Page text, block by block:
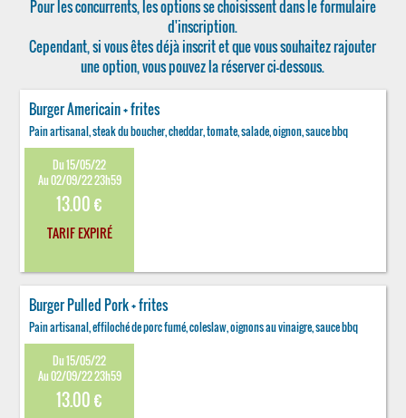
Pour les concurrents, les options se choisissent dans le formulaire
d'inscription.
Cependant, si vous êtes déjà inscrit et que vous souhaitez rajouter
une option, vous pouvez la réserver ci-dessous.
Burger Americain + frites
Pain artisanal, steak du boucher, cheddar, tomate, salade, oignon, sauce bbq
Du 15/05/22
Au 02/09/22 23h59
13.00 €
TARIF EXPIRÉ
Burger Pulled Pork + frites
Pain artisanal, effiloché de porc fumé, coleslaw, oignons au vinaigre, sauce bbq
Du 15/05/22
Au 02/09/22 23h59
13.00 €